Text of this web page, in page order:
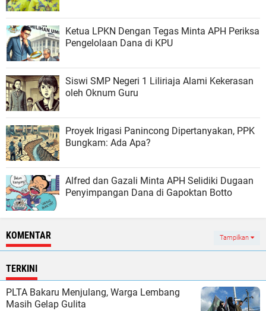
Ketua LPKN Dengan Tegas Minta APH Periksa
Pengelolaan Dana di KPU
Siswi SMP Negeri 1 Liliriaja Alami Kekerasan
oleh Oknum Guru
Proyek Irigasi Panincong Dipertanyakan, PPK
Bungkam: Ada Apa?
Alfred dan Gazali Minta APH Selidiki Dugaan
Penyimpangan Dana di Gapoktan Botto
KOMENTAR Tampilkan
TERKINI
PLTA Bakaru Menjulang, Warga Lembang
Masih Gelap Gulita